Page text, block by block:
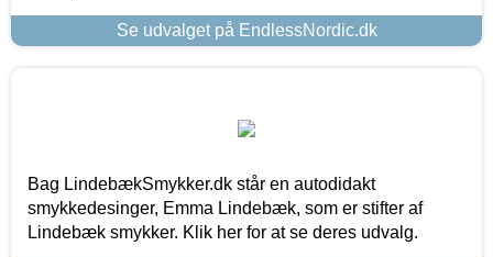
Se udvalget på EndlessNordic.dk
Bag LindebækSmykker.dk står en autodidakt
smykkedesinger, Emma Lindebæk, som er stifter af
Lindebæk smykker. Klik her for at se deres udvalg.